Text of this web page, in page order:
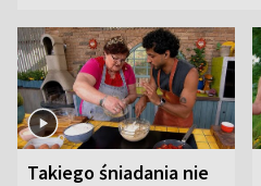
Takiego śniadania nie